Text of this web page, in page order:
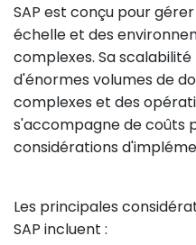
SAP est conçu pour
échelle et des
complexes. Sa
d'énormes volumes de
complexes et des
s'accompagne de coûts
considérations
Les principales
SAP incluent :